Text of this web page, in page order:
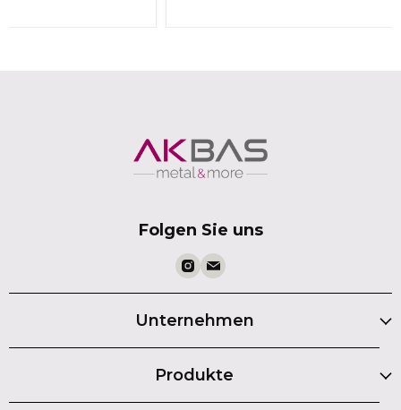
Folgen Sie uns
Unternehmen
Produkte